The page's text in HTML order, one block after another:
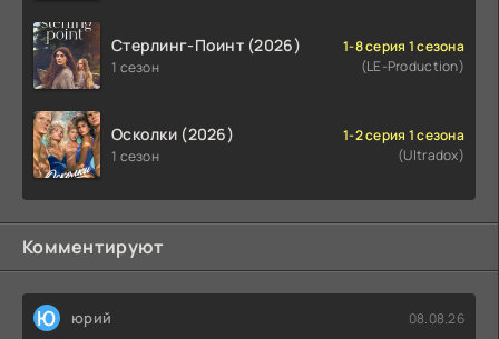
Стерлинг-Поинт (2026)
1 сезон
1-8 серия 1 сезона
(LE-Production)
Осколки (2026)
1 сезон
1-2 серия 1 сезона
(Ultradox)
Комментируют
Ю юрий 08.08.26